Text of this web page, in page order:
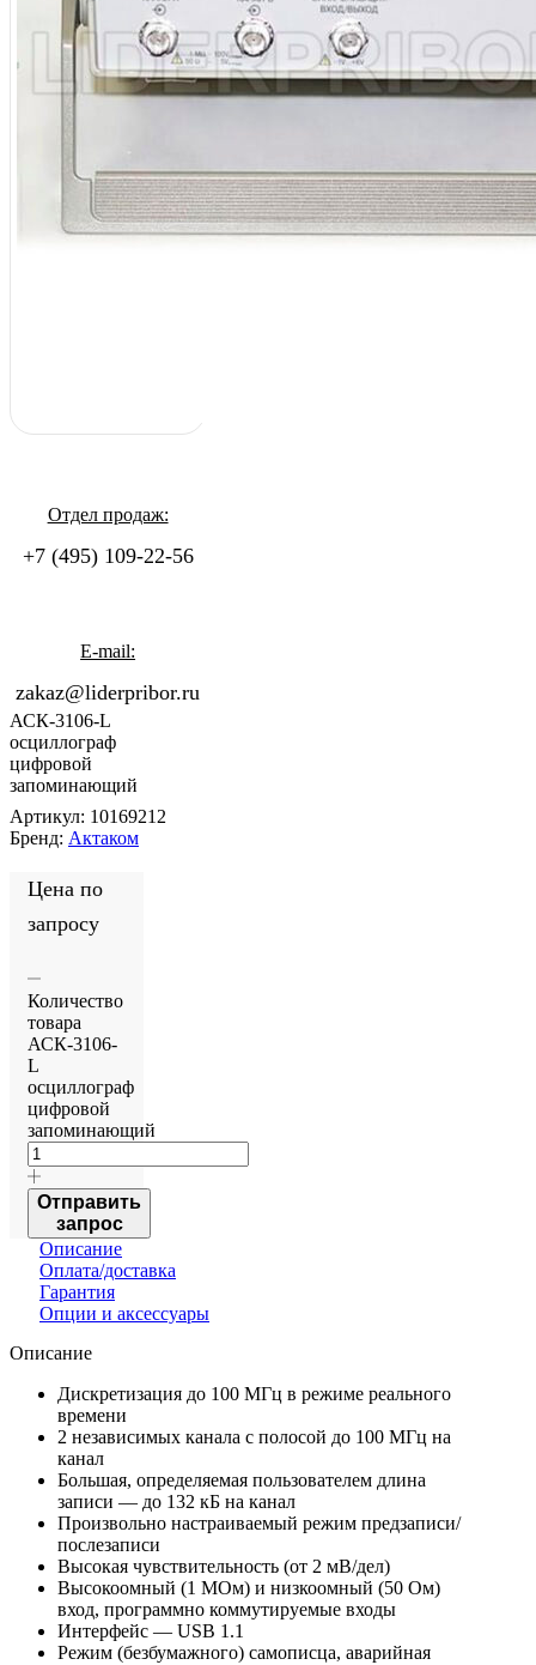
Отдел продаж:
+7 (495) 109-22-56
E-mail:
zakaz@liderpribor.ru
АСК-3106-L
осциллограф
цифровой
запоминающий
Артикул: 10169212
Бренд: Актаком
Цена по
запросу
Количество
товара
АСК-3106-
L
осциллограф
цифровой
запоминающий
Отправить
запрос
Описание
Оплата/доставка
Гарантия
Опции и аксессуары
Описание
Дискретизация до 100 МГц в режиме реального
времени
2 независимых канала с полосой до 100 МГц на
канал
Большая, определяемая пользователем длина
записи — до 132 кБ на канал
Произвольно настраиваемый режим предзаписи/
послезаписи
Высокая чувствительность (от 2 мВ/дел)
Высокоомный (1 МОм) и низкоомный (50 Ом)
вход, программно коммутируемые входы
Интерфейс — USB 1.1
Режим (безбумажного) самописца, аварийная